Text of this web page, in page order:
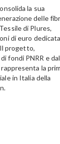
la sua
delle
di Plures,
di euro dedicata
progetto,
fondi PNRR e
la
in Italia della